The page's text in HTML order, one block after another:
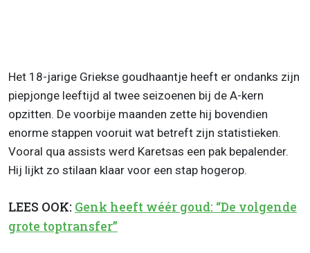
Het 18-jarige Griekse goudhaantje heeft er ondanks zijn
piepjonge leeftijd al twee seizoenen bij de A-kern
opzitten. De voorbije maanden zette hij bovendien
enorme stappen vooruit wat betreft zijn statistieken.
Vooral qua assists werd Karetsas een pak bepalender.
Hij lijkt zo stilaan klaar voor een stap hogerop.
LEES OOK: Genk heeft wéér goud: “De volgende
grote toptransfer”